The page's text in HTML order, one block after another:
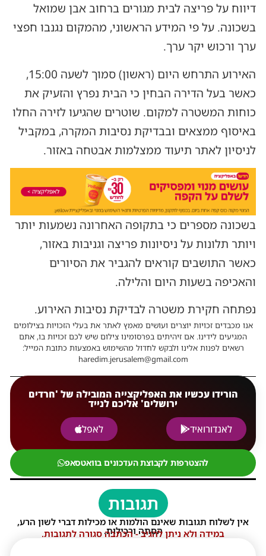
דיווח על פריצה לבית מגורים ברחוב אבן שמואל
בשכונה. על פי המידע הראשוני, מהמקום נגנבו חפצי
ערך ורכוש יקר ערך.
האירוע התרחש היום (ראשון) סמוך לשעה 15:00,
כאשר בעל הדירה הבחין כי הבית נפרץ והזעיק את
כוחות המשטרה למקום. שוטרים שהגיעו לזירה החלו
באיסוף ממצאים ובבדיקת נסיבות המקרה, במקביל
לניסיון לאתר תיעוד ממצלמות אבטחה באזור.
בשכונה מספרים כי בתקופה האחרונה נשמעות יותר
ויותר תלונות על ניסיונות פריצה וגניבות באזור,
כאשר התושבים קוראים להגביר את הסיורים
והאכיפה בשעות היום והלילה.
נפתחה חקירת משטרה לבדיקת נסיבות האירוע.
אנו מכבדים זכויות יוצרים ועושים מאמץ לאתר את בעלי הזכויות בצילומים
המגיעים לידינו. אם זיהיתים בפרסומינו צילום שיש לכם זכויות בו, אתם
רשאים לפנות אלינו ולבקש לחדול מהשימוש באמצעות כתובת המייל:
haredim.jerusalem@gmail.com
הורידו עכשיו את האפליקצייה המובילה של 'חרדים
ירושלים' אליכם לנייד
לאנדורואיד
לאפל
להצטרפות לקבוצת העדכונים בוואטסאפ
תגובות
אין לשלוח תגובות שאינם הולמות או מכילות דברי לשון הרע,
הסתה ורכילות.
במידה ולא ניתן להגיב - הכתבה סגורה לתגובות.